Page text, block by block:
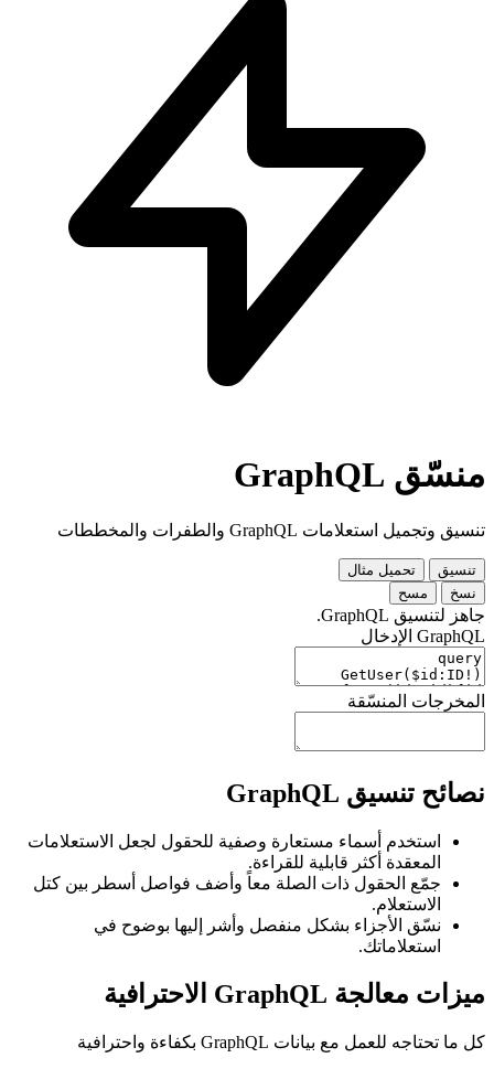
منسّق GraphQL
تنسيق وتجميل استعلامات GraphQL والطفرات والمخططات
تنسيق
تحميل مثال
نسخ
مسح
جاهز لتنسيق GraphQL.
GraphQL الإدخال
المخرجات المنسّقة
نصائح تنسيق GraphQL
استخدم أسماء مستعارة وصفية للحقول لجعل الاستعلامات
المعقدة أكثر قابلية للقراءة.
جمّع الحقول ذات الصلة معاً وأضف فواصل أسطر بين كتل
الاستعلام.
نسّق الأجزاء بشكل منفصل وأشر إليها بوضوح في
استعلاماتك.
ميزات معالجة GraphQL الاحترافية
كل ما تحتاجه للعمل مع بيانات GraphQL بكفاءة واحترافية